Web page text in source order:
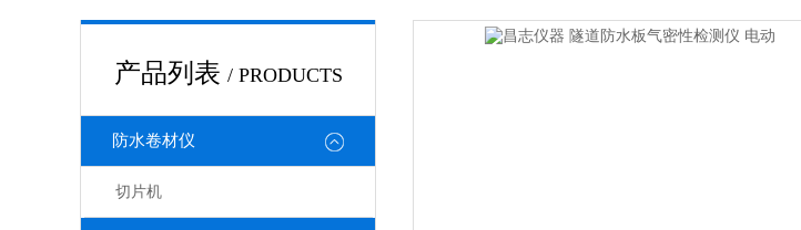
产品列表 / PRODUCTS
防水卷材仪
切片机